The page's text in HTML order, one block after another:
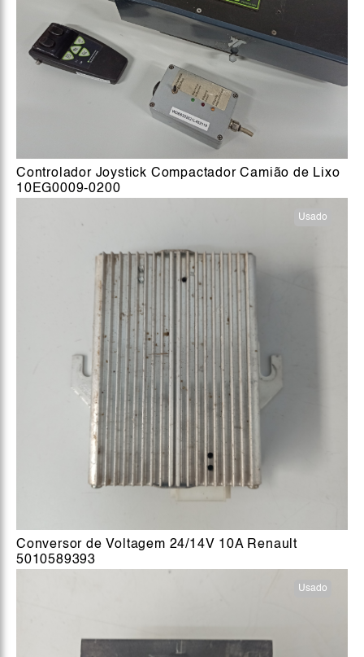
Controlador Joystick Compactador Camião de Lixo
10EG0009-0200
Usado
Conversor de Voltagem 24/14V 10A Renault
5010589393
Usado